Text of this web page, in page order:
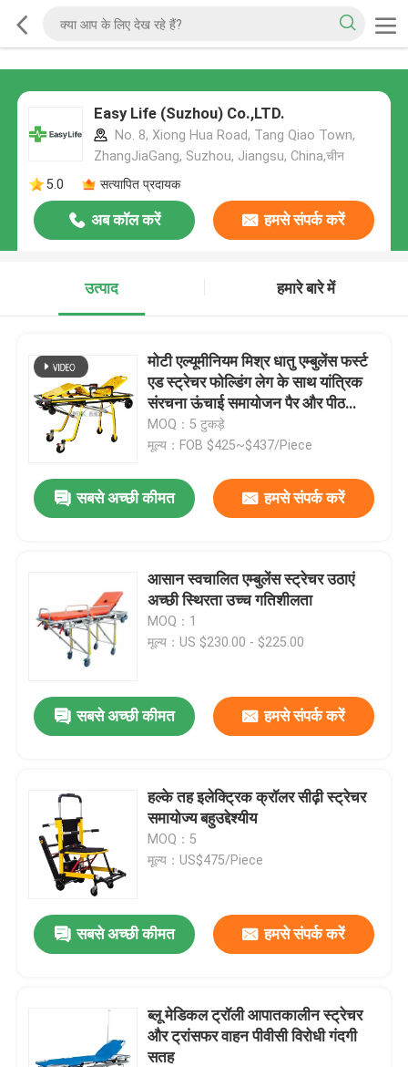
Easy Life (Suzhou) Co.,LTD.
No. 8, Xiong Hua Road, Tang Qiao Town,
ZhangJiaGang, Suzhou, Jiangsu, China,चीन
5.0
सत्यापित प्रदायक
अब कॉल करें हमसे संपर्क करें
उत्पाद हमारे बारे में
मोटी एल्यूमीनियम मिश्र धातु एम्बुलेंस फर्स्ट
एड स्ट्रेचर फोल्डिंग लेग के साथ यांत्रिक
संरचना ऊंचाई समायोजन पैर और पीठ
समायोजन
MOQ：5 टुकड़े
मूल्य：FOB $425~$437/Piece
सबसे अच्छी कीमत हमसे संपर्क करें
आसान स्वचालित एम्बुलेंस स्ट्रेचर उठाएं
अच्छी स्थिरता उच्च गतिशीलता
MOQ：1
मूल्य：US $230.00 - $225.00
सबसे अच्छी कीमत हमसे संपर्क करें
हल्के तह इलेक्ट्रिक क्रॉलर सीढ़ी स्ट्रेचर
समायोज्य बहुउद्देश्यीय
MOQ：5
मूल्य：US$475/Piece
सबसे अच्छी कीमत हमसे संपर्क करें
ब्लू मेडिकल ट्रॉली आपातकालीन स्ट्रेचर
और ट्रांसफर वाहन पीवीसी विरोधी गंदगी
सतह